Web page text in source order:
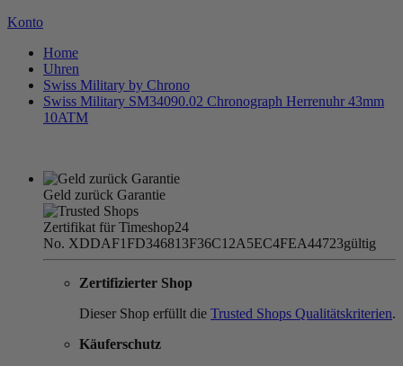
Konto
Home
Uhren
Swiss Military by Chrono
Swiss Military SM34090.02 Chronograph Herrenuhr 43mm
10ATM
Geld zurück Garantie
Zertifikat für Timeshop24
No. XDDAF1FD346813F36C12A5EC4FEA44723gültig
Zertifizierter Shop
Dieser Shop erfüllt die Trusted Shops Qualitätskriterien.
Käuferschutz